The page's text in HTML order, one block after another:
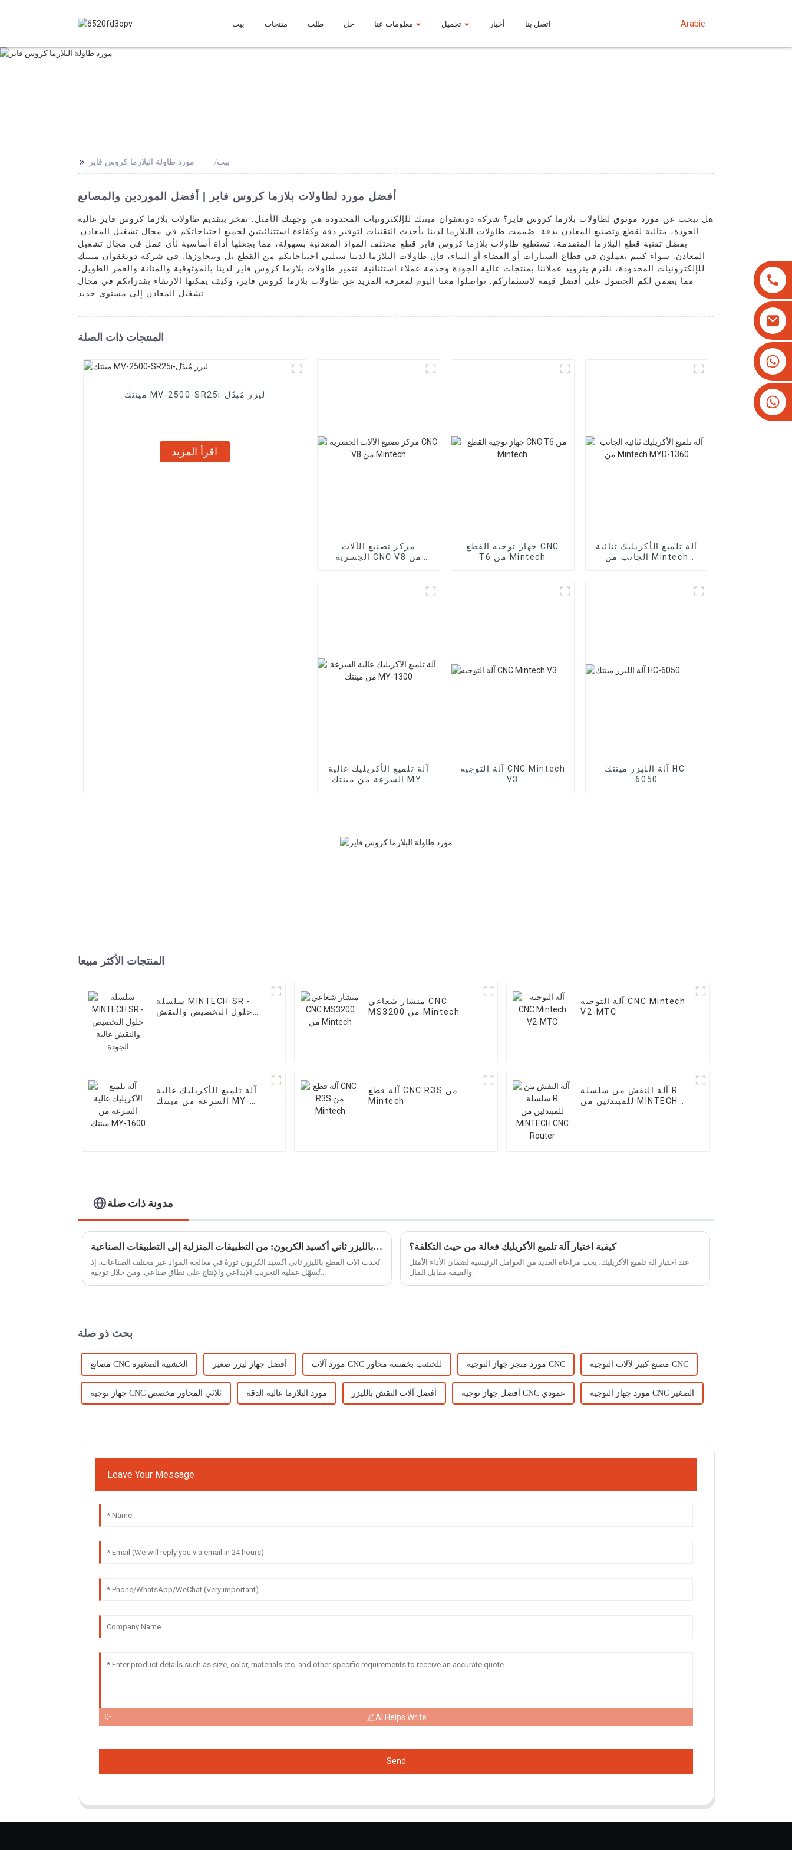
بيت منتجات طلب حل معلومات عنا تحميل أخبار اتصل بنا Arabic
+16266628193
>> بيت مورد طاولة البلازما كروس فاير
أفضل مورد لطاولات بلازما كروس فاير | أفضل الموردين والمصانع
هل تبحث عن مورد موثوق لطاولات بلازما كروس فاير؟ شركة دونغقوان مينتك للإلكترونيات المحدودة هي وجهتك الأمثل. نفخر بتقديم طاولات بلازما كروس فاير عالية
الجودة، مثالية لقطع وتصنيع المعادن بدقة. صُممت طاولات البلازما لدينا بأحدث التقنيات لتوفير دقة وكفاءة استثنائيتين لجميع احتياجاتكم في مجال تشغيل المعادن.
بفضل تقنية قطع البلازما المتقدمة، تستطيع طاولات بلازما كروس فاير قطع مختلف المواد المعدنية بسهولة، مما يجعلها أداة أساسية لأي عمل في مجال تشغيل
المعادن. سواء كنتم تعملون في قطاع السيارات أو الفضاء أو البناء، فإن طاولات البلازما لدينا ستلبي احتياجاتكم من القطع بل وتتجاوزها. في شركة دونغقوان مينتك
للإلكترونيات المحدودة، نلتزم بتزويد عملائنا بمنتجات عالية الجودة وخدمة عملاء استثنائية. تتميز طاولات بلازما كروس فاير لدينا بالموثوقية والمتانة والعمر الطويل،
مما يضمن لكم الحصول على أفضل قيمة لاستثماركم. تواصلوا معنا اليوم لمعرفة المزيد عن طاولات بلازما كروس فاير، وكيف يمكنها الارتقاء بقدراتكم في مجال
المنتجات ذات الصلة
مينتك MV-2500-SR25i-ليزر مُبدّل
اقرأ المزيد
مركز تصنيع الآلات
الجسرية CNC V8 من
جهاز توجيه القطع CNC
T6 من Mintech
آلة تلميع الأكريليك ثنائية
الجانب من Mintech
آلة تلميع الأكريليك عالية
السرعة من مينتك MY-
آلة التوجيه CNC Mintech
V3
آلة الليزر مينتك HC-
6050
المنتجات الأكثر مبيعا
سلسلة MINTECH SR -
حلول التخصيص والنقش
منشار شعاعي CNC
MS3200 من Mintech
آلة التوجيه CNC Mintech
V2-MTC
آلة تلميع الأكريليك عالية
السرعة من مينتك MY-
آلة قطع CNC R3S من
Mintech
آلة النقش من سلسلة R
للمبتدئين من MINTECH
مدونة ذات صلة
تنوع آلات القطع بالليزر ثاني أكسيد الكربون: من التطبيقات المنزلية إلى التطبيقات الصناعية
تُحدث آلات القطع بالليزر ثاني أكسيد الكربون ثورةً في معالجة المواد عبر مختلف الصناعات، إذ
كيفية اختيار آلة تلميع الأكريليك فعالة من حيث التكلفة؟
عند اختيار آلة تلميع الأكريليك، يجب مراعاة العديد من العوامل الرئيسية لضمان الأداء الأمثل
بحث ذو صلة
مصانع CNC الخشبية الصغيرة أفضل جهاز ليزر صغير مورد آلات CNC للخشب بخمسة محاور مورد متجر جهاز التوجيه CNC مصنع كبير لآلات التوجيه CNC
جهاز توجيه CNC ثلاثي المحاور مخصص مورد البلازما عالية الدقة أفضل آلات النقش بالليزر أفضل جهاز توجيه CNC عمودي مورد جهاز التوجيه CNC الصغير
Leave Your Message
AI Helps Write
Send